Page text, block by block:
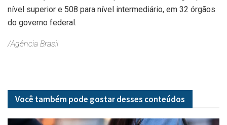
nível superior e 508 para nível intermediário, em 32 órgãos
do governo federal.
/Agência Brasil
Você também pode gostar desses conteúdos